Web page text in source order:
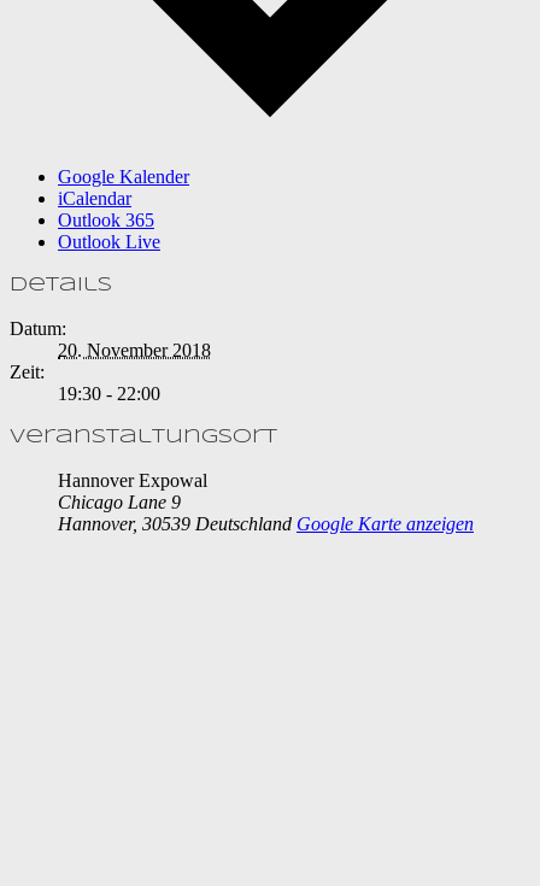
Google Kalender
iCalendar
Outlook 365
Outlook Live
Details
Datum:
20. November 2018
Zeit:
19:30 - 22:00
Veranstaltungsort
Hannover Expowal
Chicago Lane 9
Hannover, 30539 Deutschland Google Karte anzeigen